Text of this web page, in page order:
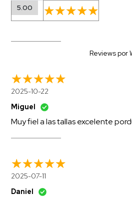
5.00
Reviews por
2025-10-22
Miguel
Muy fiel a las tallas excelente
2025-07-11
Daniel